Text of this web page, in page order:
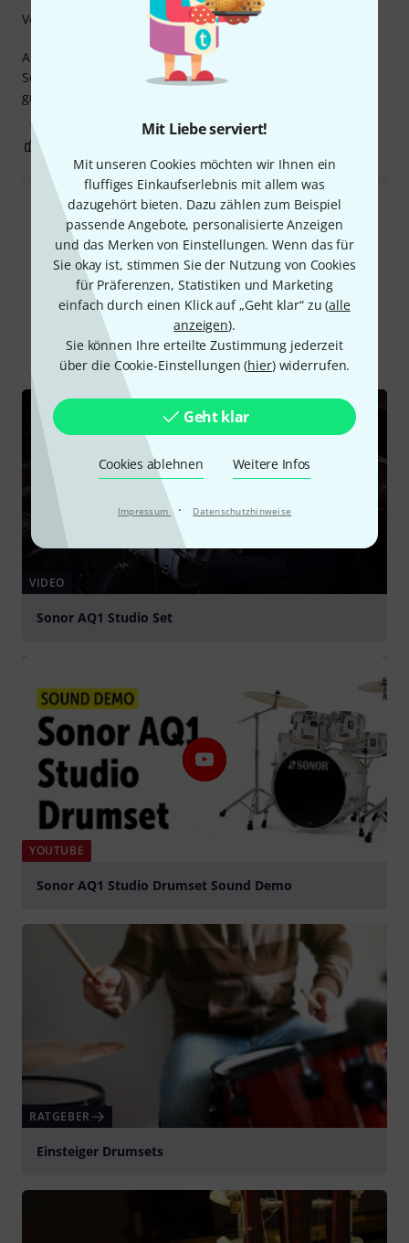
Mit Liebe serviert!
Mit unseren Cookies möchten wir Ihnen ein
fluffiges Einkaufserlebnis mit allem was
dazugehört bieten. Dazu zählen zum Beispiel
passende Angebote, personalisierte Anzeigen
und das Merken von Einstellungen. Wenn das für
Sie okay ist, stimmen Sie der Nutzung von Cookies
für Präferenzen, Statistiken und Marketing
einfach durch einen Klick auf „Geht klar“ zu (alle
anzeigen).
Sie können Ihre erteilte Zustimmung jederzeit
über die Cookie-Einstellungen (hier) widerrufen.
Geht klar
Cookies ablehnen Weitere Infos
Impressum · Datenschutzhinweise
Auf Anraten des Schlagzeuglehrers meines 11-jährigen
Sohnes habe ich es gekauft, nachdem wir 4 Jahre lang ein
günstiges Schlagzeug benutzt hatten. Ausgezeichnet.
Verarbeitung
Alle Bewertungen lesen
Schon gewusst?
Alle Videos Ratgeber Testberichte
VIDEO
Sonor AQ1 Studio Set
YOUTUBE
Sonor AQ1 Studio Drumset Sound Demo
RATGEBER
Einsteiger Drumsets